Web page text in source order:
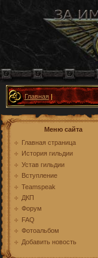
Главная|
Меню сайта
Главная страница
История гильдии
Устав гильдии
Вступление
Teamspeak
ДКП
Форум
FAQ
Фотоальбом
Добавить новость